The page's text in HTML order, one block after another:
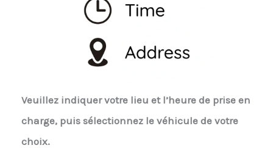
Veuillez indiquer votre lieu et l’heure de prise en
charge, puis sélectionnez le véhicule de votre
choix.